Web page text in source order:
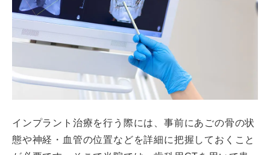
インプラント治療を行う際には、事前にあごの骨の状
態や神経・血管の位置などを詳細に把握しておくこと